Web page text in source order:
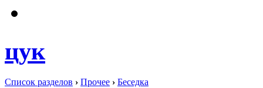
цук
Список разделов › Прочее › Беседка